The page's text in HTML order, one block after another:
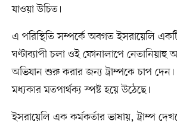
যাওয়া উচিত।
এ পরিস্থিতি সম্পর্কে অবগত ইসরায়েলি
ঘণ্টাব্যাপী চলা ওই ফোনালাপে
অভিযান শুরু করার জন্য ট্রাম্পকে চাপ
মধ্যকার মতপার্থক্য স্পষ্ট হয়ে উঠেছে।
ইসরায়েলি এক কর্মকর্তার ভাষায়, ট্রাম্প